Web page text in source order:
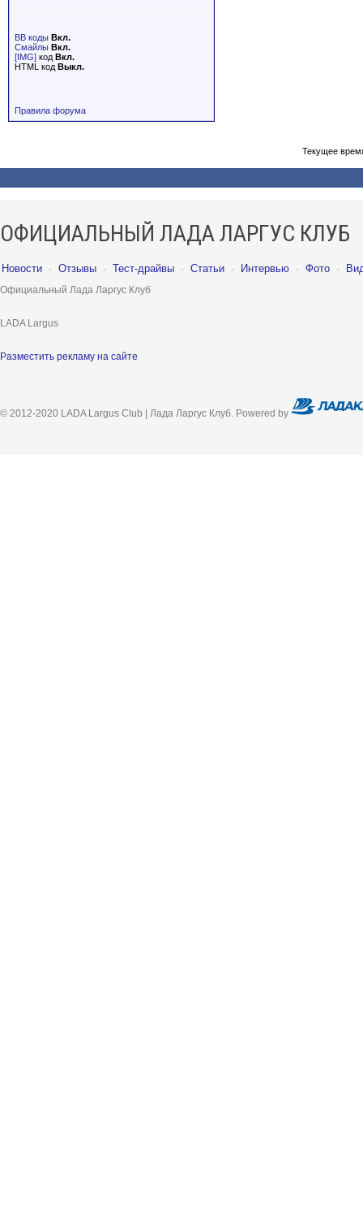
BB коды Вкл.
Смайлы Вкл.
[IMG] код Вкл.
HTML код Выкл.
Правила форума
Текущее
ОФИЦИАЛЬНЫЙ ЛАДА ЛАРГУС КЛУБ
Новости · Отзывы · Тест-драйвы · Статьи · Интервью · Фото ·
Официальный Лада Ларгус Клуб
LADA Largus
Разместить рекламу на сайте
© 2012-2020 LADA Largus Club | Лада Ларгус Клуб. Powered by